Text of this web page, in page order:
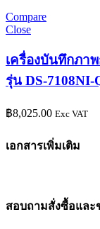
Compare
Close
เครื่องบันทึกภา
รุ่น DS-
฿8,025.00 Exc VAT
เอกสารเพิ่มเติม
สอบถามสั่งซื้อและ